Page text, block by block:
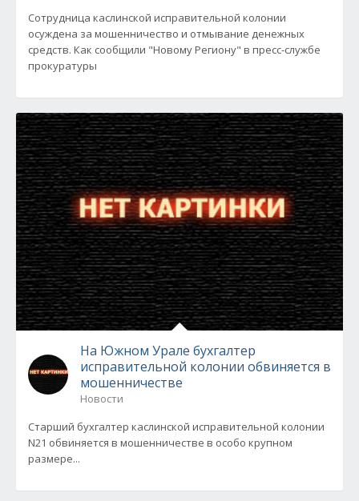
Сотрудница каслинской исправительной колонии
осуждена за мошенничество и отмывание денежных
средств. Как сообщили "Новому Региону" в пресс-службе
прокуратуры
На Южном Урале бухгалтер
исправительной колонии обвиняется в
мошенничестве
Новости
Старший бухгалтер каслинской исправительной колонии
N21 обвиняется в мошенничестве в особо крупном
размере...